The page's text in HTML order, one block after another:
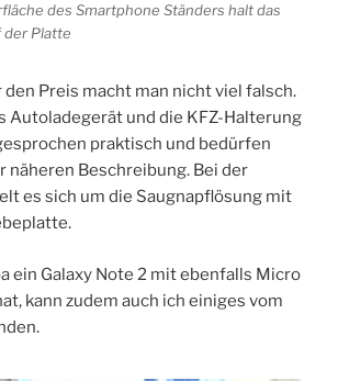
des Smartphone Ständers halt das
der Platte
den Preis macht man nicht viel falsch.
Autoladegerät und die KFZ-Halterung
praktisch und bedürfen
näheren Beschreibung. Bei der
es sich um die Saugnapflösung mit
ein Galaxy Note 2 mit ebenfalls Micro
kann zudem auch ich einiges vom